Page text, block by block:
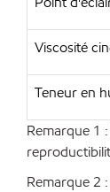
Viscosité
Teneur en
Remarque 1
Remarque 2